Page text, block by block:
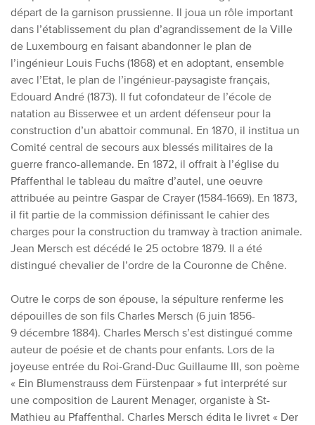
départ de la garnison prussienne. Il joua un rôle important
dans l’établissement du plan d’agrandissement de la Ville
de Luxembourg en faisant abandonner le plan de
l’ingénieur Louis Fuchs (1868) et en adoptant, ensemble
avec l’Etat, le plan de l’ingénieur-paysagiste français,
Edouard André (1873). Il fut cofondateur de l’école de
natation au Bisserwee et un ardent défenseur pour la
construction d’un abattoir communal. En 1870, il institua un
Comité central de secours aux blessés militaires de la
guerre franco-allemande. En 1872, il offrait à l’église du
Pfaffenthal le tableau du maître d’autel, une oeuvre
attribuée au peintre Gaspar de Crayer (1584-1669). En 1873,
il fit partie de la commission définissant le cahier des
charges pour la construction du tramway à traction animale.
Jean Mersch est décédé le 25 octobre 1879. Il a été
distingué chevalier de l’ordre de la Couronne de Chêne.
Outre le corps de son épouse, la sépulture renferme les
dépouilles de son fils Charles Mersch (6 juin 1856-
9 décembre 1884). Charles Mersch s’est distingué comme
auteur de poésie et de chants pour enfants. Lors de la
joyeuse entrée du Roi-Grand-Duc Guillaume III, son poème
« Ein Blumenstrauss dem Fürstenpaar » fut interprété sur
une composition de Laurent Menager, organiste à St-
Mathieu au Pfaffenthal. Charles Mersch édita le livret « Der